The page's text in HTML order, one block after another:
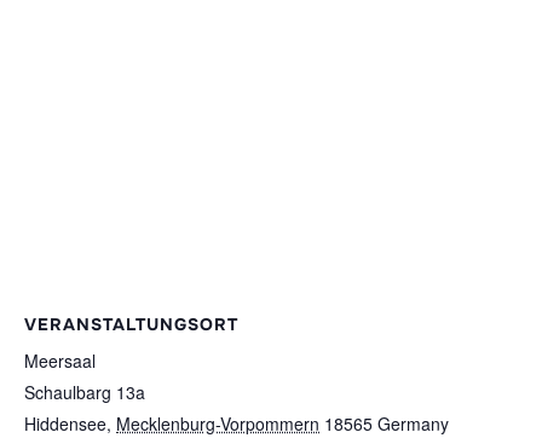
VERANSTALTUNGSORT
Meersaal
Schaulbarg 13a
Hiddensee, Mecklenburg-Vorpommern 18565 Germany